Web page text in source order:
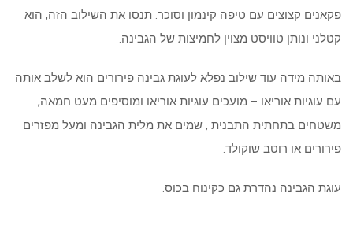
פקאנים קצוצים עם טיפה קינמון וסוכר. תנסו את השילוב הזה, הוא
קטלני ונותן טוויסט מצוין לחמיצות של הגבינה.
באותה מידה עוד שילוב נפלא לעוגת גבינה פירורים הוא לשלב אותה
עם עוגיות אוריאו – מועכים עוגיות אוריאו ומוסיפים מעט חמאה,
משטחים בתחתית התבנית , שמים את מלית הגבינה ומעל מפזרים
פירורים או רוטב שוקולד.
עוגת הגבינה נהדרת גם כקינוח בכוס.